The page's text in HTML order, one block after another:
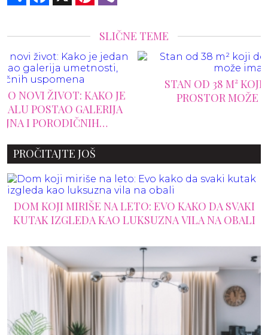
SLIČNE TEME
STAN OD 38 M² KOJI DOKAZUJE DA MALI
PROSTOR MOŽE IMATI VELIKI STIL
PROČITAJTE JOŠ
DOM KOJI MIRIŠE NA LETO: EVO KAKO DA SVAKI
KUTAK IZGLEDA KAO LUKSUZNA VILA NA OBALI